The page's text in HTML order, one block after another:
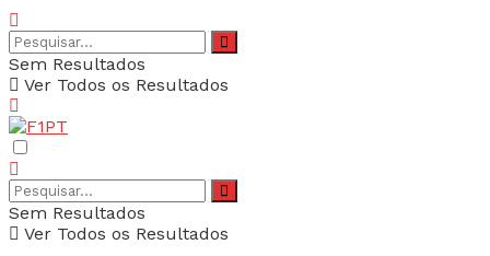
Sem Resultados
Ver Todos os Resultados
Sem Resultados
Ver Todos os Resultados